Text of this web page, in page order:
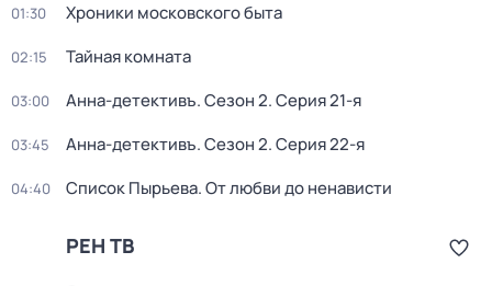
01:30 Хроники московского быта
02:15 Тайная комната
03:00 Анна-детективъ. Сезон 2. Серия 21-я
03:45 Анна-детективъ. Сезон 2. Серия 22-я
04:40 Список Пырьева. От любви до ненависти
РЕН ТВ